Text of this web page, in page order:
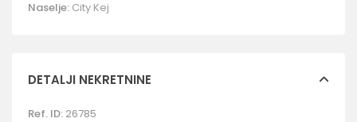
Naselje: City Kej
DETALJI NEKRETNINE
Ref. ID: 26785